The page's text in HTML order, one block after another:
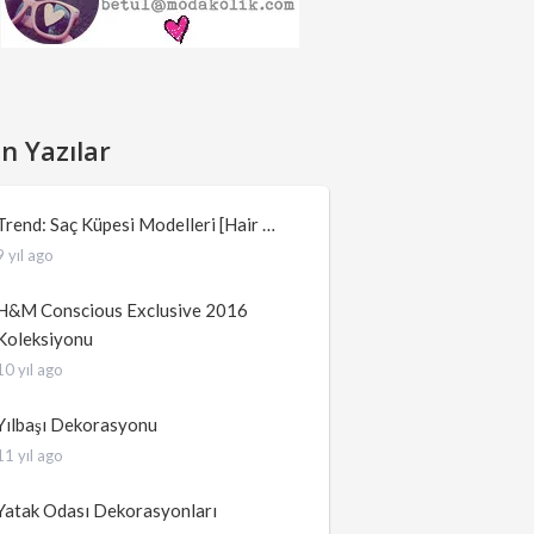
Yazılar
Saç Küpesi Modelleri [Hair …
yıl ago
Conscious Exclusive 2016
yıl ago
Dekorasyonu
yıl ago
Odası Dekorasyonları